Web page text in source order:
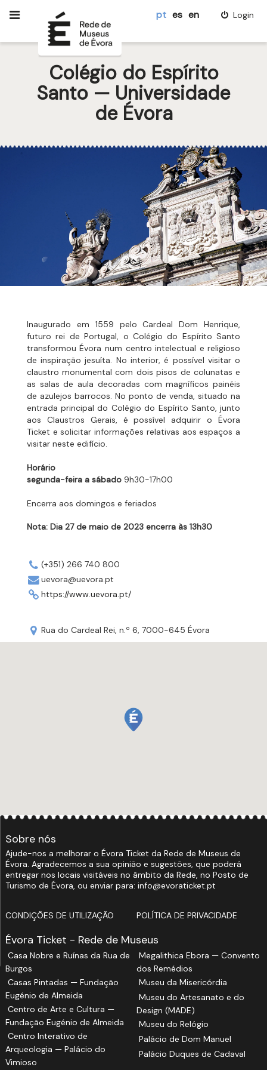
pt es en Login
Colégio do Espírito
Santo — Universidade
de Évora
Inaugurado em 1559 pelo Cardeal Dom Henrique,
futuro rei de Portugal, o Colégio do Espírito Santo
transformou Évora num centro intelectual e religioso
de inspiração jesuíta. No interior, é possível visitar o
claustro monumental com dois pisos de colunatas e
as salas de aula decoradas com magníficos painéis
de azulejos barrocos. No ponto de venda, situado na
entrada principal do Colégio do Espírito Santo, junto
aos Claustros Gerais, é possível adquirir o Évora
Ticket e solicitar informações relativas aos espaços a
visitar neste edifício.
Horário
segunda-feira a sábado9h30-17h00
Encerra aos domingos e feriados
Nota: Dia 27 de maio de 2023 encerra às 13h30
(+351) 266 740 800
uevora@uevora.pt
https://www.uevora.pt/
Rua do Cardeal Rei, n.º 6, 7000-645 Évora
Sobre nós
Ajude-nos a melhorar o Évora Ticket da Rede de Museus de
Évora. Agradecemos a sua opinião e sugestões, que poderá
entregar nos locais visitáveis no âmbito da Rede, no Posto de
Turismo de Évora, ou enviar para: info@evoraticket.pt
CONDIÇÕES DE UTILIZAÇÃO POLÍTICA DE PRIVACIDADE
Évora Ticket - Rede de Museus
Casa Nobre e Ruínas da Rua de
Burgos
Casas Pintadas — Fundação
Eugénio de Almeida
Centro de Arte e Cultura —
Fundação Eugénio de Almeida
Centro Interativo de
Arqueologia — Palácio do
Vimioso
Megalithica Ebora — Convento
dos Remédios
Museu da Misericórdia
Museu do Artesanato e do
Design (MADE)
Museu do Relógio
Palácio de Dom Manuel
Palácio Duques de Cadaval